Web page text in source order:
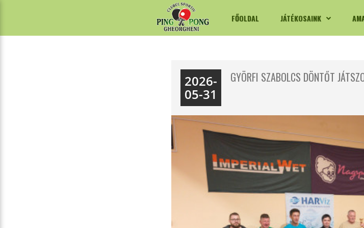
FŐOLDAL JÁTÉKOSAINK
2026-
05-31
GYÖRFI SZABOLCS DÖNTŐT